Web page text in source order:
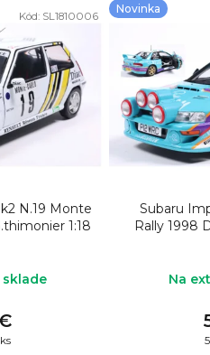
N.19 Monte
1:18
Kód: SL1810006
Novinka
Subaru
Rally 1998
Na